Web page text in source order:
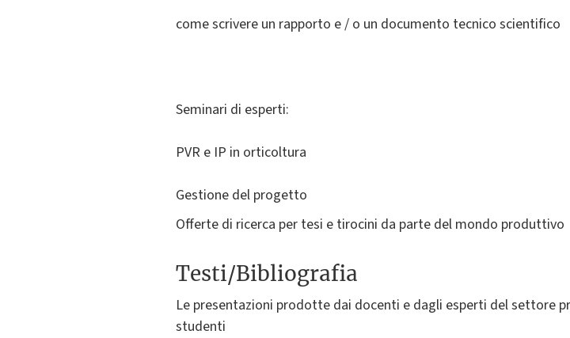
come scrivere un rapporto e / o un documento tecnico scientifico
Seminari di esperti:
PVR e IP in orticoltura
Gestione del progetto
Offerte di ricerca per tesi e tirocini da parte del mondo produttivo
Testi/Bibliografia
Le presentazioni prodotte dai docenti e dagli esperti del settore
studenti